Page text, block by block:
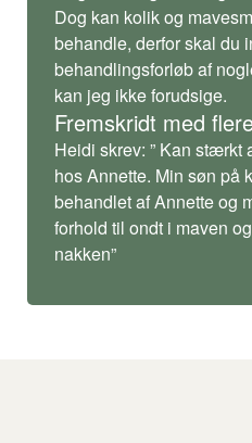
Dog kan kolik og
behandle, derfor skal du
behandlingsforløb af
kan jeg ikke forudsige.
Fremskridt med
Heidi skrev: ” Kan stærkt
hos Annette. Min søn på
behandlet af Annette og
forhold til ondt i maven
nakken”